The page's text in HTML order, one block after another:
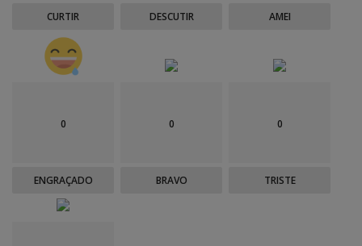
CURTIR DESCUTIR AMEI
0
ENGRAÇADO
0
BRAVO
0
TRISTE